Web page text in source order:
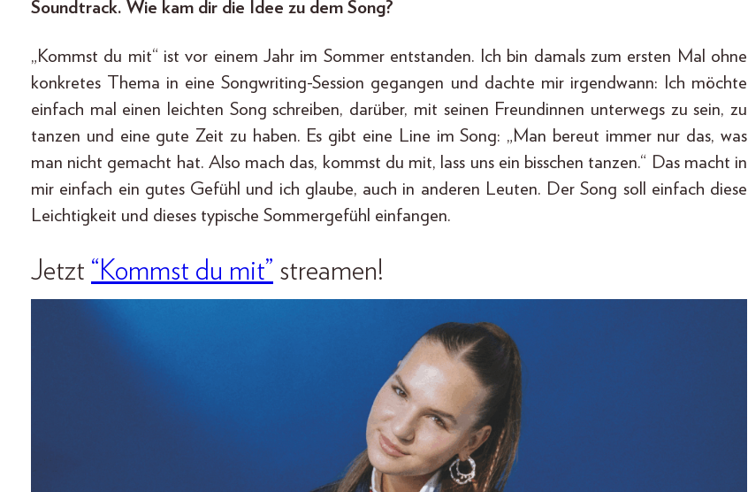
Soundtrack. Wie kam dir die Idee zu dem Song?
„Kommst du mit“ ist vor einem Jahr im Sommer entstanden. Ich bin damals zum ersten Mal ohne
konkretes Thema in eine Songwriting-Session gegangen und dachte mir irgendwann: Ich möchte
einfach mal einen leichten Song schreiben, darüber, mit seinen Freundinnen unterwegs zu sein, zu
tanzen und eine gute Zeit zu haben. Es gibt eine Line im Song: „Man bereut immer nur das, was
man nicht gemacht hat. Also mach das, kommst du mit, lass uns ein bisschen tanzen.“ Das macht in
mir einfach ein gutes Gefühl und ich glaube, auch in anderen Leuten. Der Song soll einfach diese
Leichtigkeit und dieses typische Sommergefühl einfangen.
Jetzt “Kommst du mit” streamen!